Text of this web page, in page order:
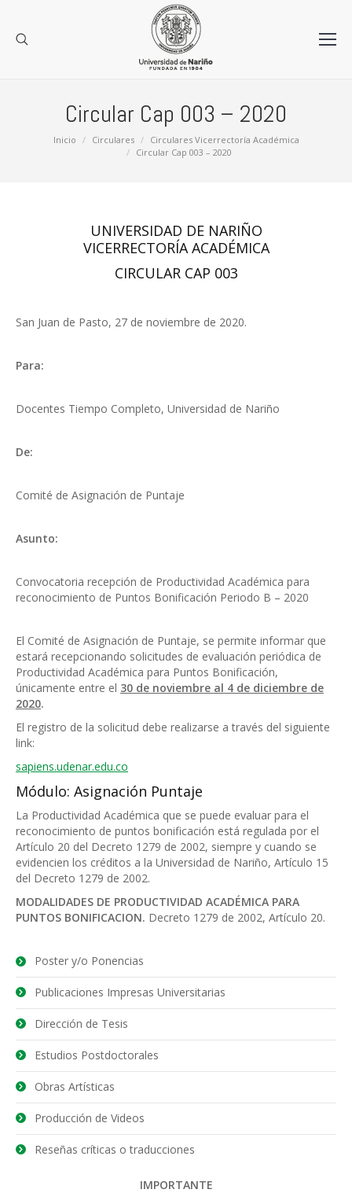
Circular Cap 003 – 2020
Estás aquí:
Inicio Circulares
Circulares Vicerrectoría Académica
Circular Cap 003 – 2020
UNIVERSIDAD DE NARIÑO
VICERRECTORÍA ACADÉMICA
CIRCULAR CAP 003
San Juan de Pasto, 27 de noviembre de 2020.
Para:
Docentes Tiempo Completo, Universidad de Nariño
De:
Comité de Asignación de Puntaje
Asunto:
Convocatoria recepción de Productividad Académica para
reconocimiento de Puntos Bonificación Periodo B – 2020
El Comité de Asignación de Puntaje, se permite informar que
estará recepcionando solicitudes de evaluación periódica de
Productividad Académica para Puntos Bonificación,
únicamente entre el 30 de noviembre al 4 de diciembre de
2020.
El registro de la solicitud debe realizarse a través del siguiente
link:
sapiens.udenar.edu.co
Módulo: Asignación Puntaje
La Productividad Académica que se puede evaluar para el
reconocimiento de puntos bonificación está regulada por el
Artículo 20 del Decreto 1279 de 2002, siempre y cuando se
evidencien los créditos a la Universidad de Nariño, Artículo 15
del Decreto 1279 de 2002.
MODALIDADES DE PRODUCTIVIDAD ACADÉMICA PARA
PUNTOS BONIFICACION. Decreto 1279 de 2002, Artículo 20.
Poster y/o Ponencias
Publicaciones Impresas Universitarias
Dirección de Tesis
Estudios Postdoctorales
Obras Artísticas
Producción de Videos
Reseñas críticas o traducciones
IMPORTANTE